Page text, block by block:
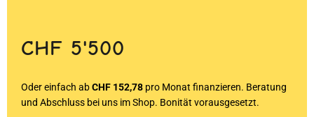
CHF 5'500
Oder einfach abCHF 152,78 pro Monat finanzieren. Beratung
und Abschluss bei uns im Shop. Bonität vorausgesetzt.